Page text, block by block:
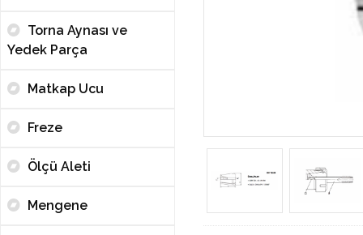
Torna Aynası ve
Yedek Parça
Matkap Ucu
Freze
Ölçü Aleti
Mengene